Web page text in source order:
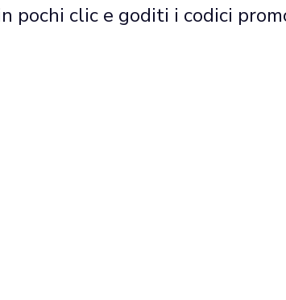
pochi clic e goditi i codici